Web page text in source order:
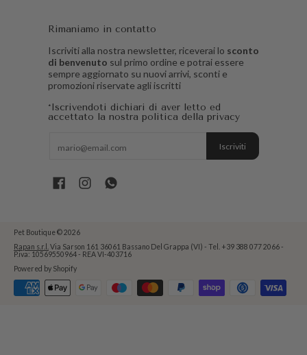
Rimaniamo in contatto
Iscriviti alla nostra newsletter, riceverai lo sconto
di benvenuto sul primo ordine e potrai essere
sempre aggiornato su nuovi arrivi, sconti e
promozioni riservate agli iscritti
*Iscrivendoti dichiari di aver letto ed
accettato la nostra politica della privacy
Iscriviti
Pet Boutique© 2026
Rapan s.r.l.
Via Sarson 161 36061 Bassano Del Grappa (VI) - Tel. +39 388 077 2066 -
P.iva: 10569550964 - REA VI-403716
Powered by Shopify